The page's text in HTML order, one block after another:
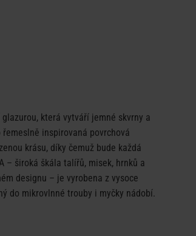
která vytváří jemné skvrny a
inspirovaná povrchová
krásu, díky čemuž bude každá
– široká škála talířů, misek, hrnků a
designu – je vyrobena z vysoce
do mikrovlnné trouby i myčky nádobí.